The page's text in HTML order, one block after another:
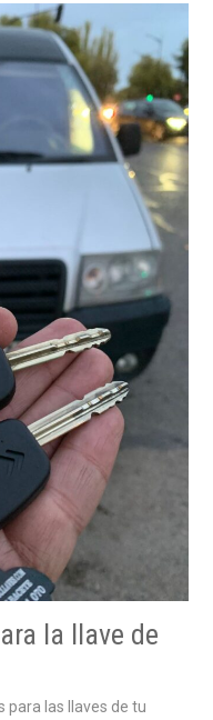
la llave de
para las llaves de tu